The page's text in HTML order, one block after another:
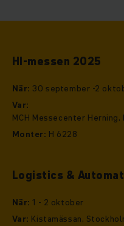
HI-messen 2025
När: 30 september -2
Var:
MCH Messecenter Herning,
Monter: H 6228
Logistics &
När: 1 - 2 oktober
Var: Kistamässan,